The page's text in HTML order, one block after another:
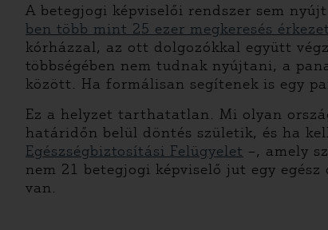
A betegjogi képviselői rendszer sem
ben több mint 25 ezer megkeresés
kórházzal, az ott dolgozókkal együtt
többségében nem tudnak nyújtani, a
között. Ha formálisan segítenek is egy
Ez a helyzet tarthatatlan. Mi olyan
határidőn belül döntés születik, és ha
Egészségbiztosítási Felügyelet –, amely
nem 21 betegjogi képviselő jut egy
van.